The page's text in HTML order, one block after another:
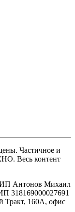
Частичное и
Весь контент
Антонов Михаил
318169000027691
Тракт, 160А, офис